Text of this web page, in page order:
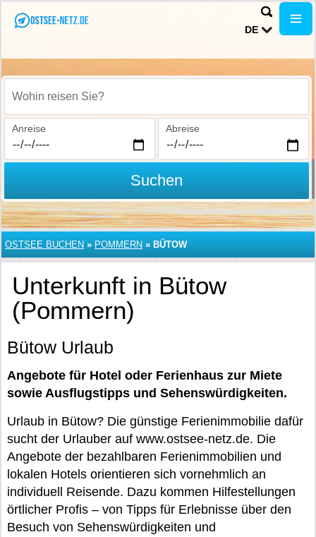
DE
Wohin reisen Sie?
Anreise Abreise
Suchen
OSTSEE BUCHEN » POMMERN » BÜTOW
Unterkunft in Bütow
(Pommern)
Bütow Urlaub
Angebote für Hotel oder Ferienhaus zur Miete
sowie Ausflugstipps und Sehenswürdigkeiten.
Urlaub in Bütow? Die günstige Ferienimmobilie dafür
sucht der Urlauber auf www.ostsee-netz.de. Die
Angebote der bezahlbaren Ferienimmobilien und
lokalen Hotels orientieren sich vornehmlich an
individuell Reisende. Dazu kommen Hilfestellungen
örtlicher Profis – von Tipps für Erlebnisse über den
Besuch von Sehenswürdigkeiten und